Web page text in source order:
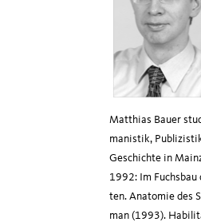
Mat­thi­as Bau­er
ma­nis­tik,
Geschich­te in
1992: Im
ten. Ana­to­mie des
man (1993).